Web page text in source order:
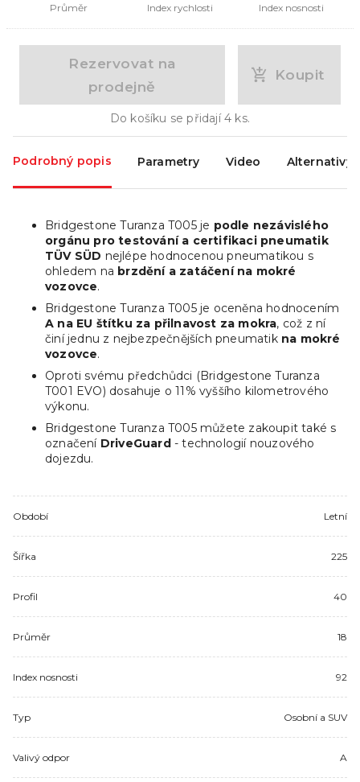
Průměr Index rychlosti Index nosnosti
Rezervovat na
prodejně
Koupit
Do košíku se přidají4 ks.
Podrobný popis Parametry Video Alternativy
Bridgestone Turanza T005 je podle nezávislého
orgánu pro testování a certifikaci pneumatik
TÜV SÜD nejlépe hodnocenou pneumatikou s
ohledem na brzdění a zatáčení na mokré
vozovce.
Bridgestone Turanza T005 je oceněna hodnocením
A na EU štítku za přilnavost za mokra, což z ní
činí jednu z nejbezpečnějších pneumatik na mokré
vozovce.
Oproti svému předchůdci (Bridgestone Turanza
T001 EVO) dosahuje o 11% vyššího kilometrového
výkonu.
Bridgestone Turanza T005 můžete zakoupit také s
označení DriveGuard- technologií nouzového
dojezdu.
Období Letní
Šířka 225
Profil 40
Průměr 18
Index nosnosti 92
Typ Osobní a SUV
Valivý odpor A